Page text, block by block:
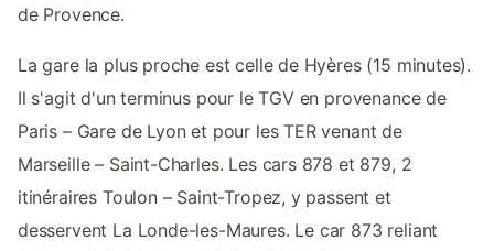
de Provence.
La gare la plus proche est celle de Hyères (15 minutes).
Il s'agit d'un terminus pour le TGV en provenance de
Paris – Gare de Lyon et pour les TER venant de
Marseille – Saint-Charles. Les cars 878 et 879, 2
itinéraires Toulon – Saint-Tropez, y passent et
desservent La Londe-les-Maures. Le car 873 reliant